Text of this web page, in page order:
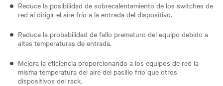
Reduce la posibilidad de sobrecalentamiento de los switches de
red al dirigir el aire frío a la entrada del dispositivo.
Reduce la probabilidad de fallo prematuro del equipo debido a
altas temperaturas de entrada.
Mejora la eficiencia proporcionando a los equipos de red la
misma temperatura del aire del pasillo frío que otros
dispositivos del rack.